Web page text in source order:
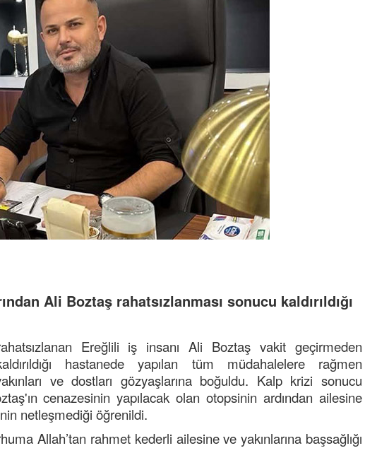
Ali Boztaş rahatsızlanması sonucu kaldırıldığı
Ereğlili iş insanı Ali Boztaş vakit geçirmeden
hastanede yapılan tüm müdahalelere rağmen
ve dostları gözyaşlarına boğuldu. Kalp krizi sonucu
cenazesinin yapılacak olan otopsinin ardından ailesine
netleşmediği öğrenildi.
Allah’tan rahmet kederli ailesine ve yakınlarına başsağlığı